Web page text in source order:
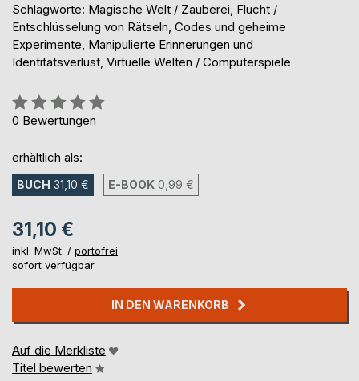
Schlagworte: Magische Welt / Zauberei, Flucht /
Entschlüsselung von Rätseln, Codes und geheime
Experimente, Manipulierte Erinnerungen und
Identitätsverlust, Virtuelle Welten / Computerspiele
Bewertung::
0%
0 Bewertungen
erhältlich als:
BUCH 31,10 € E-BOOK 0,99 €
31,10 €
inkl. MwSt. / portofrei
sofort verfügbar
IN DEN WARENKORB
Auf die Merkliste
Titel bewerten